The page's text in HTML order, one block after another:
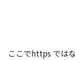
ここでhttps では